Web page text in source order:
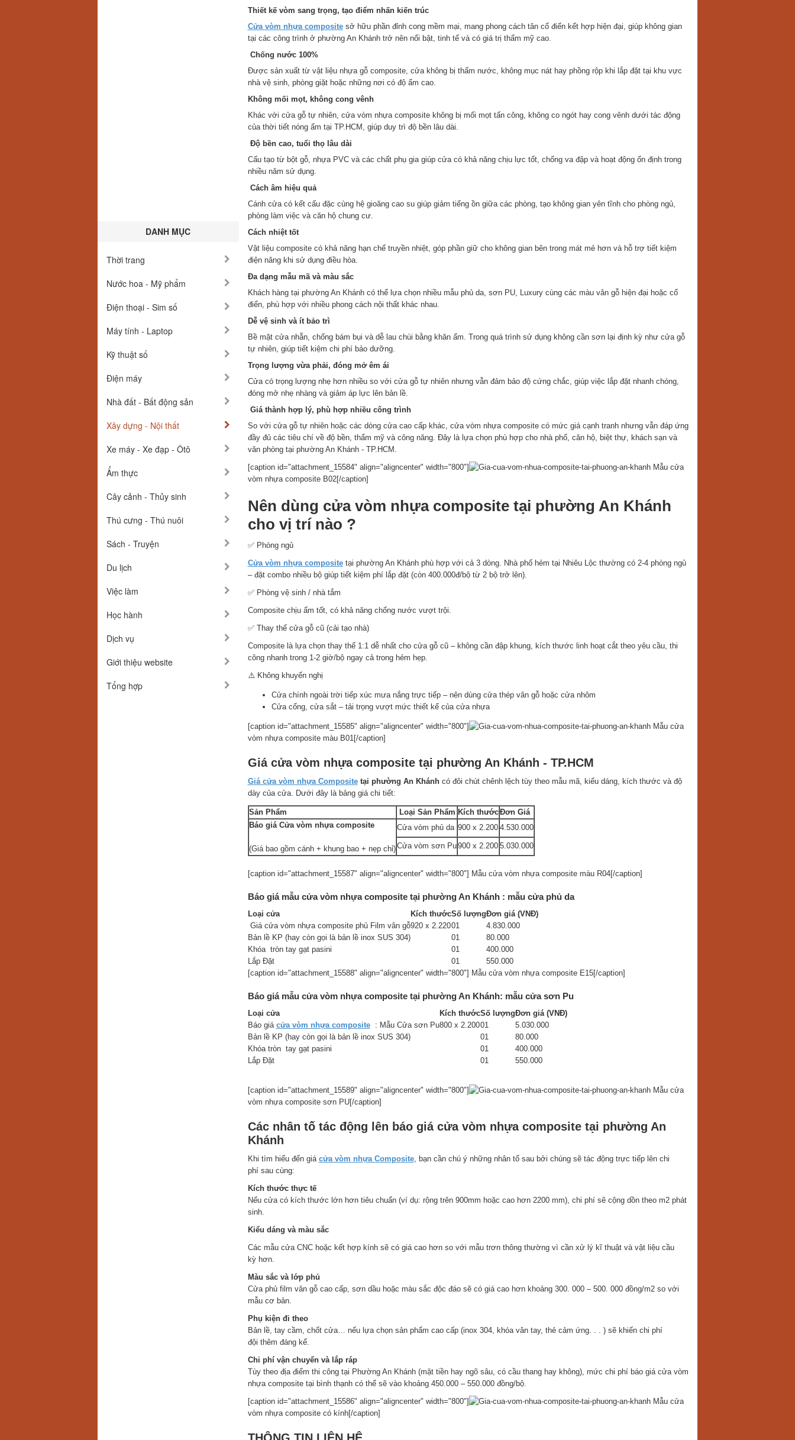
DANH MỤC
Thời trang
Nước hoa - Mỹ phẩm
Điện thoại - Sim số
Máy tính - Laptop
Kỹ thuật số
Điện máy
Nhà đất - Bất động sản
Xây dựng - Nội thất
Xe máy - Xe đạp - Ôtô
Ẩm thực
Cây cảnh - Thủy sinh
Thú cưng - Thú nuôi
Sách - Truyện
Du lịch
Việc làm
Học hành
Dịch vụ
Giới thiệu website
Tổng hợp
Thiết kế vòm sang trọng, tạo điểm nhấn kiến trúc
Cửa vòm nhựa compositesở hữu phần đỉnh cong mềm mại, mang phong cách tân cổ điển kết hợp hiện đại, giúp không gian
tại các công trình ở phường An Khánh trở nên nổi bật, tinh tế và có giá trị thẩm mỹ cao.
Chống nước 100%
Được sản xuất từ vật liệu nhựa gỗ composite, cửa không bị thấm nước, không mục nát hay phồng rộp khi lắp đặt tại khu vực
nhà vệ sinh, phòng giặt hoặc những nơi có độ ẩm cao.
Không mối mọt, không cong vênh
Khác với cửa gỗ tự nhiên, cửa vòm nhựa composite không bị mối mọt tấn công, không co ngót hay cong vênh dưới tác động
của thời tiết nóng ẩm tại TP.HCM, giúp duy trì độ bền lâu dài.
Độ bền cao, tuổi thọ lâu dài
Cấu tạo từ bột gỗ, nhựa PVC và các chất phụ gia giúp cửa có khả năng chịu lực tốt, chống va đập và hoạt động ổn định trong
nhiều năm sử dụng.
Cách âm hiệu quả
Cánh cửa có kết cấu đặc cùng hệ gioăng cao su giúp giảm tiếng ồn giữa các phòng, tạo không gian yên tĩnh cho phòng ngủ,
phòng làm việc và căn hộ chung cư.
Cách nhiệt tốt
Vật liệu composite có khả năng hạn chế truyền nhiệt, góp phần giữ cho không gian bên trong mát mẻ hơn và hỗ trợ tiết kiệm
điện năng khi sử dụng điều hòa.
Đa dạng mẫu mã và màu sắc
Khách hàng tại phường An Khánh có thể lựa chọn nhiều mẫu phủ da, sơn PU, Luxury cùng các màu vân gỗ hiện đại hoặc cổ
điển, phù hợp với nhiều phong cách nội thất khác nhau.
Dễ vệ sinh và ít bảo trì
Bề mặt cửa nhẵn, chống bám bụi và dễ lau chùi bằng khăn ẩm. Trong quá trình sử dụng không cần sơn lại định kỳ như cửa gỗ
tự nhiên, giúp tiết kiệm chi phí bảo dưỡng.
Trọng lượng vừa phải, đóng mở êm ái
Cửa có trọng lượng nhẹ hơn nhiều so với cửa gỗ tự nhiên nhưng vẫn đảm bảo độ cứng chắc, giúp việc lắp đặt nhanh chóng,
đóng mở nhẹ nhàng và giảm áp lực lên bản lề.
Giá thành hợp lý, phù hợp nhiều công trình
So với cửa gỗ tự nhiên hoặc các dòng cửa cao cấp khác, cửa vòm nhựa composite có mức giá cạnh tranh nhưng vẫn đáp ứng
đầy đủ các tiêu chí về độ bền, thẩm mỹ và công năng. Đây là lựa chọn phù hợp cho nhà phố, căn hộ, biệt thự, khách sạn và
văn phòng tại phường An Khánh - TP.HCM.
[caption id="attachment_15584" align="aligncenter" width="800"]
Mẫu cửa
vòm nhựa composite B02[/caption]
Nên dùng cửa vòm nhựa composite tại phường An Khánh
cho vị trí nào ?
✅ Phòng ngủ
Cửa vòm nhựa compositetại phường An Khánh phù hợp với cả 3 dòng. Nhà phố hẻm tại Nhiêu Lộc thường có 2-4 phòng ngủ
– đặt combo nhiều bộ giúp tiết kiệm phí lắp đặt (còn 400.000đ/bộ từ 2 bộ trở lên).
✅ Phòng vệ sinh / nhà tắm
Composite chịu ẩm tốt, có khả năng chống nước vượt trội.
✅ Thay thế cửa gỗ cũ (cải tạo nhà)
Composite là lựa chọn thay thế 1:1 dễ nhất cho cửa gỗ cũ – không cần đập khung, kích thước linh hoạt cắt theo yêu cầu, thi
công nhanh trong 1-2 giờ/bộ ngay cả trong hẻm hẹp.
⚠️ Không khuyến nghị
Cửa chính ngoài trời tiếp xúc mưa nắng trực tiếp – nên dùng cửa thép vân gỗ hoặc cửa nhôm
Cửa cổng, cửa sắt – tải trọng vượt mức thiết kế của cửa nhựa
[caption id="attachment_15585" align="aligncenter" width="800"]
Mẫu cửa
vòm nhựa composite màu B01[/caption]
Giá cửa vòm nhựa composite tại phường An Khánh - TP.HCM
Giá cửa vòm nhựa Compositetại phường An Khánhcó đôi chút chênh lệch tùy theo mẫu mã, kiểu dáng, kích thước và độ
dày của cửa. Dưới đây là bảng giá chi tiết:
Sản Phẩm Loại Sản Phẩm Kích thướcĐơn Giá
Báo giá Cửa vòm nhựa composite
(Giá bao gồm cánh + khung bao + nẹp chỉ)
Cửa vòm phủ da 900 x 2.200 4.530.000
Cửa vòm sơn Pu900 x 2.200 5.030.000
[caption id="attachment_15587" align="aligncenter" width="800"] Mẫu cửa vòm nhựa composite màu R04[/caption]
Báo giá mẫu cửa vòm nhựa composite tại phường An Khánh : mẫu cửa phủ da
Loại cửa Kích thướcSố lượngĐơn giá (VNĐ)
Giá cửa vòm nhựa composite phủ Film vân gỗ920 x 2.22001
4.830.000
Bản lề KP (hay còn gọi là bản lề inox SUS 304)
01
80.000
Khóa tròn tay gạt pasini
01
400.000
Lắp Đặt
01
550.000
[caption id="attachment_15588" align="aligncenter" width="800"] Mẫu cửa vòm nhựa composite E15[/caption]
Báo giá mẫu cửa vòm nhựa composite tại phường An Khánh: mẫu cửa sơn Pu
Loại cửa Kích thướcSố lượngĐơn giá (VNĐ)
Báo giá cửa vòm nhựa composite: Mẫu Cửa sơn Pu800 x 2.20001
5.030.000
Bản lề KP (hay còn gọi là bản lề inox SUS 304)
01
80.000
Khóa tròn tay gạt pasini
01
400.000
Lắp Đặt
01 550.000
[caption id="attachment_15589" align="aligncenter" width="800"]
Mẫu cửa
vòm nhựa composite sơn PU[/caption]
Các nhân tố tác động lên báo giá cửa vòm nhựa composite tại phường An
Khánh
Khi tìm hiểu đến giá cửa vòm nhựa Composite, bạn cần chú ý những nhân tố sau bởi chúng sẽ tác động trực tiếp lên chi
phí sau cùng:
Kích thước thực tế
Nếu cửa có kích thước lớn hơn tiêu chuẩn (ví dụ: rộng trên 900mm hoặc cao hơn 2200 mm), chi phí sẽ cộng dồn theo m2 phát
sinh.
Kiểu dáng và màu sắc
Các mẫu cửa CNC hoặc kết hợp kính sẽ có giá cao hơn so với mẫu trơn thông thường vì cần xử lý kĩ thuật và vật liệu cầu
kỳ hơn.
Màu sắc và lớp phủ
Cửa phủ film vân gỗ cao cấp, sơn dầu hoặc màu sắc độc đáo sẽ có giá cao hơn khoảng 300. 000 – 500. 000 đồng/m2 so với
mẫu cơ bản.
Phụ kiện đi theo
Bản lề, tay cầm, chốt cửa… nếu lựa chọn sản phẩm cao cấp (inox 304, khóa vân tay, thẻ cảm ứng. . . ) sẽ khiến chi phí
đội thêm đáng kể.
Chi phí vận chuyển và lắp ráp
Tùy theo địa điểm thi công tại Phường An Khánh (mặt tiền hay ngõ sâu, có cầu thang hay không), mức chi phí báo giá cửa vòm
nhựa composite tại bình thạnh có thể sẽ vào khoảng 450.000 – 550.000 đồng/bộ.
[caption id="attachment_15586" align="aligncenter" width="800"]
Mẫu cửa
vòm nhựa composite có kính[/caption]